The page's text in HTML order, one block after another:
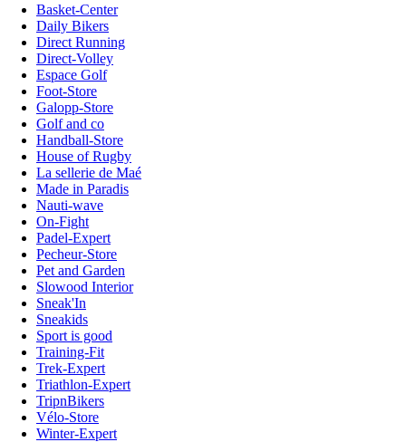
Basket-Center
Daily Bikers
Direct Running
Direct-Volley
Espace Golf
Foot-Store
Galopp-Store
Golf and co
Handball-Store
House of Rugby
La sellerie de Maé
Made in Paradis
Nauti-wave
On-Fight
Padel-Expert
Pecheur-Store
Pet and Garden
Slowood Interior
Sneak'In
Sneakids
Sport is good
Training-Fit
Trek-Expert
Triathlon-Expert
TripnBikers
Vélo-Store
Winter-Expert